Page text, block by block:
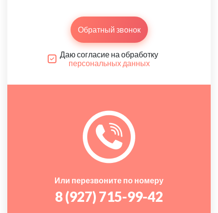
Обратный звонок
Даю согласие на обработку
персональных данных
Или перезвоните по номеру
8 (927) 715-99-42